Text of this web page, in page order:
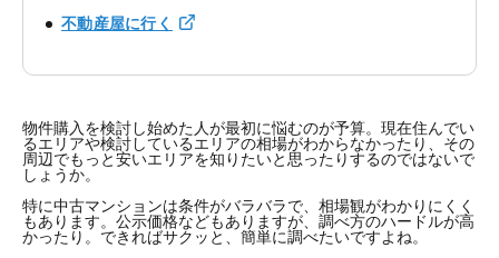
不動産屋に行く
物件購入を検討し始めた人が最初に悩むのが予算。現在住んでい
るエリアや検討しているエリアの相場がわからなかったり、その
周辺でもっと安いエリアを知りたいと思ったりするのではないで
しょうか。
特に中古マンションは条件がバラバラで、相場観がわかりにくく
もあります。公示価格などもありますが、調べ方のハードルが高
かったり。できればサクッと、簡単に調べたいですよね。